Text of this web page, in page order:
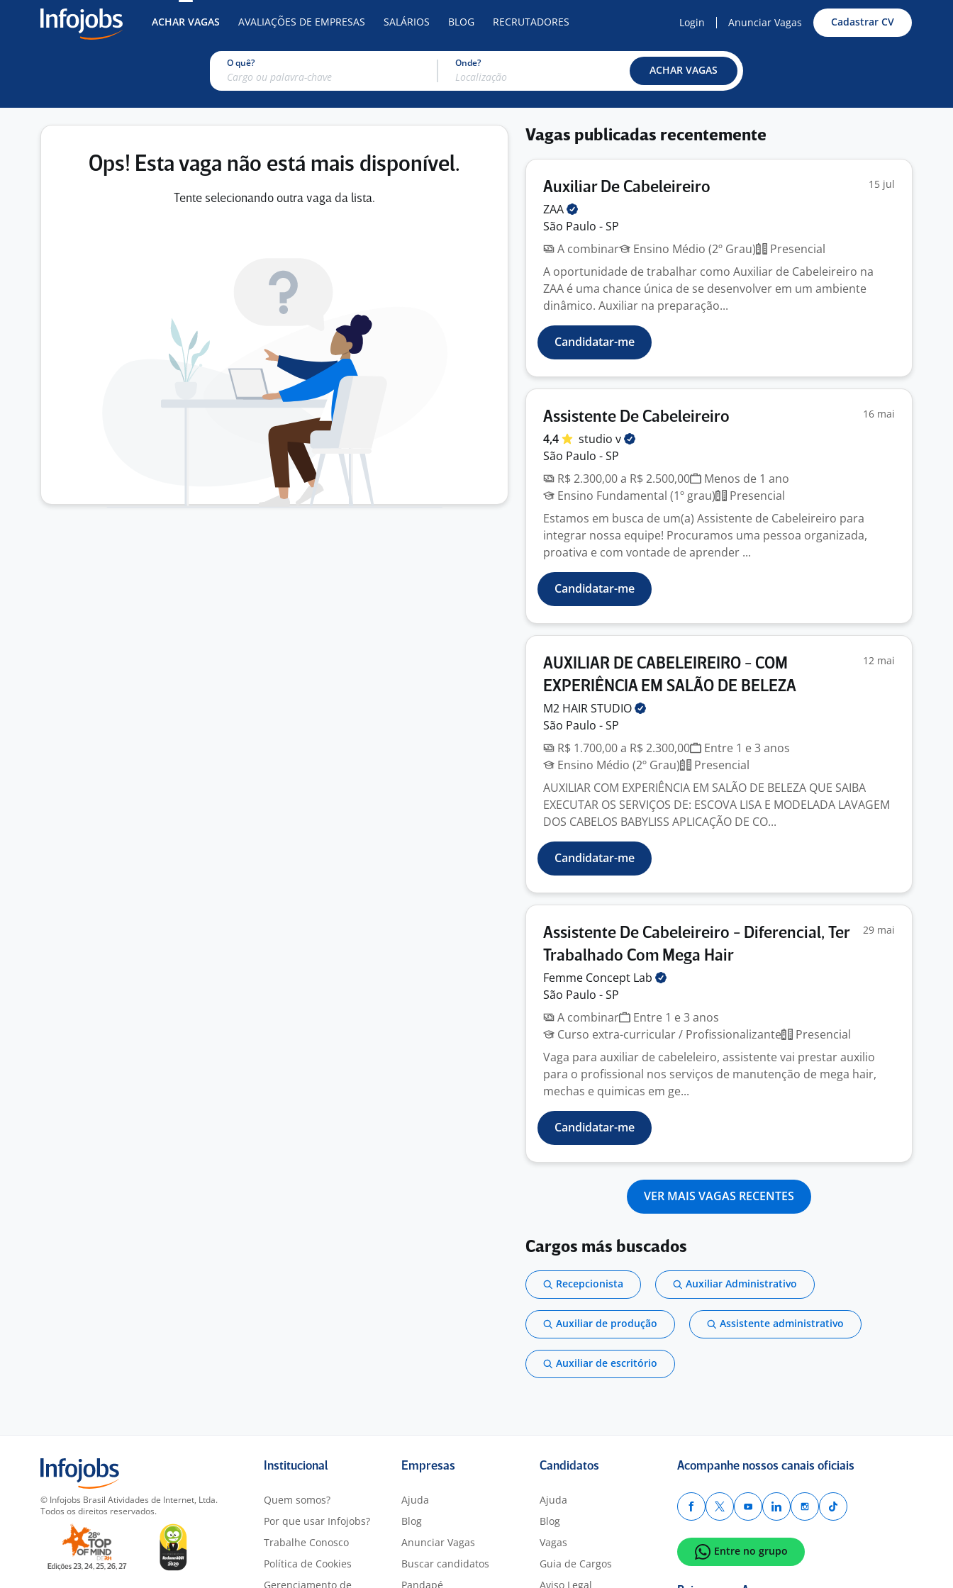
ACHAR VAGAS AVALIAÇÕES DE EMPRESAS SALÁRIOS BLOG RECRUTADORES Login Anunciar Vagas Cadastrar CV
O quê? Onde?
ACHAR VAGAS
Ops! Esta vaga não está mais disponível.
Tente selecionando outra vaga da lista.
Vagas publicadas recentemente
Auxiliar De Cabeleireiro 15 jul
ZAA
São Paulo - SP
A combinar
Ensino Médio (2º Grau)
Presencial
A oportunidade de trabalhar como Auxiliar de Cabeleireiro na
ZAA é uma chance única de se desenvolver em um ambiente
dinâmico. Auxiliar na preparação...
Candidatar-me
Assistente De Cabeleireiro 16 mai
4,4 studio v
São Paulo - SP
R$ 2.300,00 a R$ 2.500,00
Menos de 1 ano
Ensino Fundamental (1º grau)
Presencial
Estamos em busca de um(a) Assistente de Cabeleireiro para
integrar nossa equipe! Procuramos uma pessoa organizada,
proativa e com vontade de aprender ...
Candidatar-me
AUXILIAR DE CABELEIREIRO - COM
EXPERIÊNCIA EM SALÃO DE BELEZA
12 mai
M2 HAIRSTUDIO
São Paulo - SP
R$ 1.700,00 a R$ 2.300,00
Entre 1 e 3 anos
Ensino Médio (2º Grau)
Presencial
AUXILIAR COM EXPERIÊNCIA EM SALÃO DE BELEZA QUE SAIBA
EXECUTAR OS SERVIÇOS DE: ESCOVA LISA E MODELADA LAVAGEM
DOS CABELOS BABYLISS APLICAÇÃO DE CO...
Candidatar-me
Assistente De Cabeleireiro - Diferencial, Ter
Trabalhado Com Mega Hair
29 mai
Femme Concept Lab
São Paulo - SP
A combinar
Entre 1 e 3 anos
Curso extra-curricular / Profissionalizante
Presencial
Vaga para auxiliar de cabeleleiro, assistente vai prestar auxilio
para o profissional nos serviços de manutenção de mega hair,
mechas e quimicas em ge...
Candidatar-me
VER MAIS VAGAS RECENTES
Cargos más buscados
Recepcionista Auxiliar Administrativo
Auxiliar de produção Assistente administrativo
Auxiliar de escritório
© Infojobs Brasil Atividades de Internet, Ltda.
Todos os direitos reservados.
Institucional
Quem somos?
Por que usar Infojobs?
Trabalhe Conosco
Política de Cookies
Gerenciamento de
Empresas
Ajuda
Blog
Anunciar Vagas
Buscar candidatos
Pandapé
Candidatos
Ajuda
Blog
Vagas
Guia de Cargos
Aviso Legal
Acompanhe nossos canais oficiais
Entre no grupo